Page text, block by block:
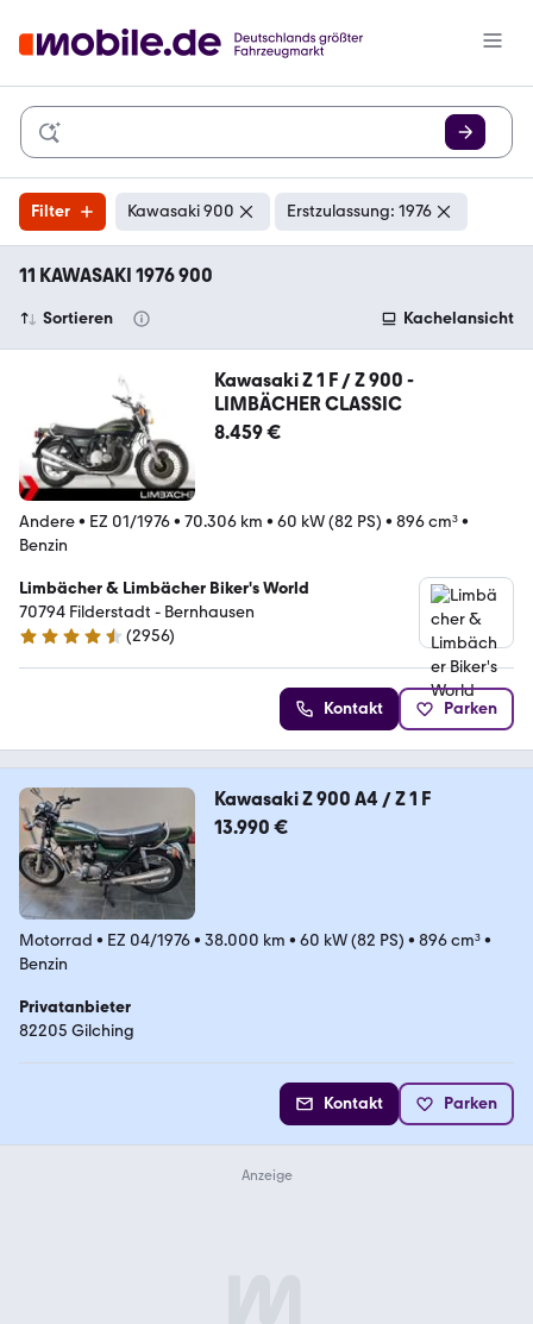
Filter Kawasaki 900 Erstzulassung: 1976
11 KAWASAKI 1976 900
Sortieren Kachelansicht
Kawasaki Z 1 F / Z 900 -
LIMBÄCHER CLASSIC
8.459 €
Andere• EZ 01/1976• 70.306 km • 60 kW (82 PS) • 896 cm³•
Benzin
Limbächer & Limbächer Biker's World
70794 Filderstadt - Bernhausen
4.7 Sterne
(2956)
Kontakt Parken
Kawasaki Z 900 A4 / Z 1 F
13.990 €
Motorrad • EZ 04/1976• 38.000 km • 60 kW (82 PS) • 896 cm³•
Benzin
Privatanbieter
82205 Gilching
Kontakt Parken